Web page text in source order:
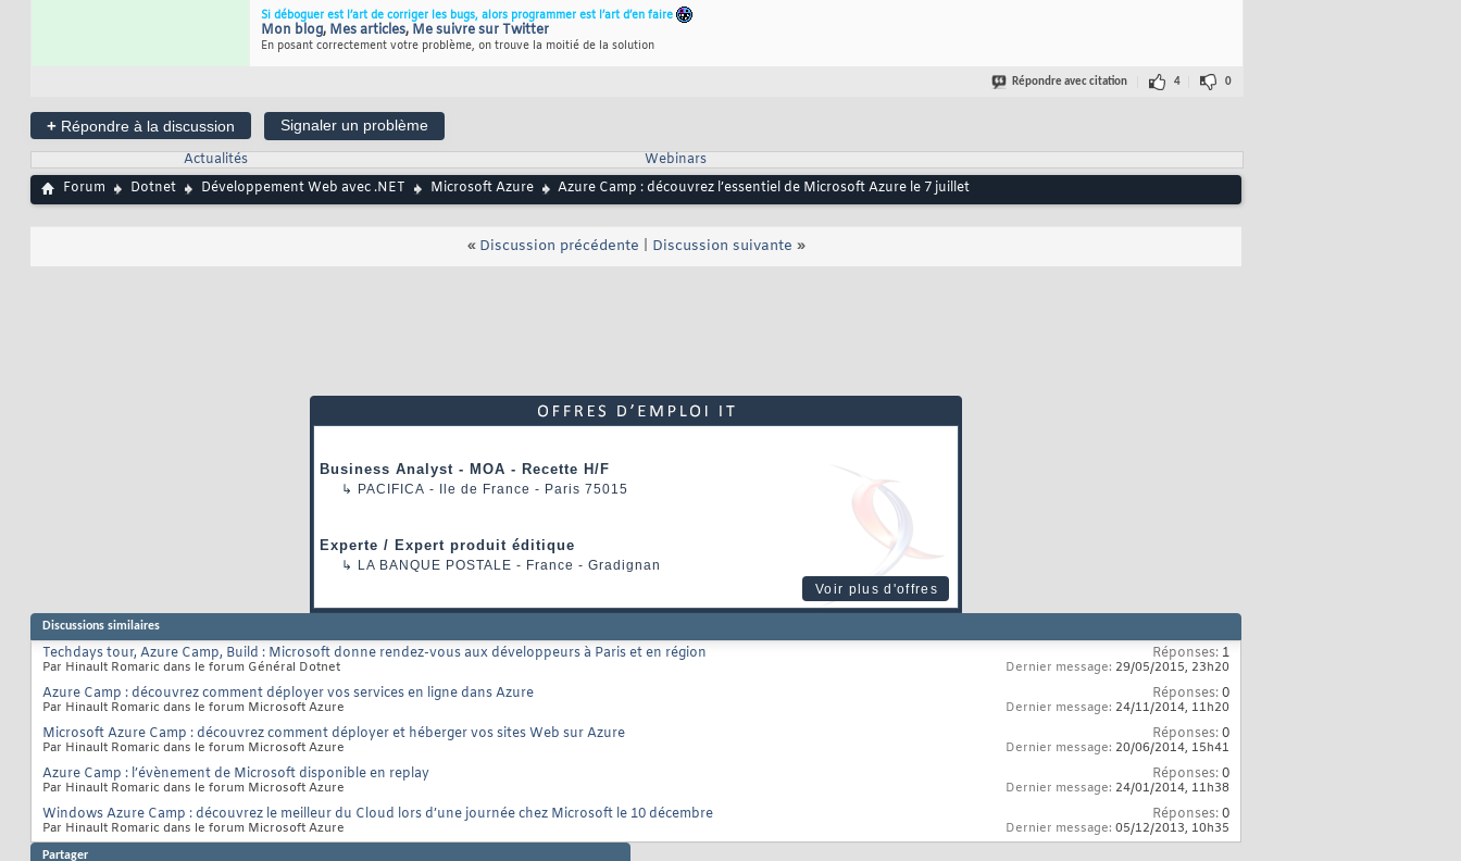
Si déboguer est l’art de corriger les bugs, alors programmer est l’art d’en faire
Mon blog, Mes articles, Me suivre sur Twitter
En posant correctement votre problème, on trouve la moitié de la solution
Répondre avec citation 4 0
+ Répondre à la discussion
Signaler un problème
Actualités
Webinars
Forum
Dotnet Développement Web avec .NET Microsoft Azure Azure Camp : découvrez l’essentiel de Microsoft Azure le 7 juillet
« Discussion précédente Discussion suivante »
Business Analyst - MOA - Recette H/F
↳ PACIFICA - Ile de France - Paris 75015
Experte / Expert produit éditique
↳ LA BANQUE POSTALE - France - Gradignan
Voir plus d'offres
Discussions similaires
Techdays tour, Azure Camp, Build : Microsoft donne rendez-vous aux développeurs à Paris et en région
Par Hinault Romaric dans le forum Général Dotnet
Réponses: 1
Dernier message: 29/05/2015, 23h20
Azure Camp : découvrez comment déployer vos services en ligne dans Azure
Par Hinault Romaric dans le forum Microsoft Azure
Réponses:0
Dernier message: 24/11/2014, 11h20
Microsoft Azure Camp : découvrez comment déployer et héberger vos sites Web sur Azure
Par Hinault Romaric dans le forum Microsoft Azure
Réponses:0
Dernier message: 20/06/2014, 15h41
Azure Camp : l’évènement de Microsoft disponible en replay
Par Hinault Romaric dans le forum Microsoft Azure
Réponses:0
Dernier message: 24/01/2014, 11h38
Windows Azure Camp : découvrez le meilleur du Cloud lors d’une journée chez Microsoft le 10 décembre
Par Hinault Romaric dans le forum Microsoft Azure
Réponses:0
Dernier message: 05/12/2013, 10h35
Partager